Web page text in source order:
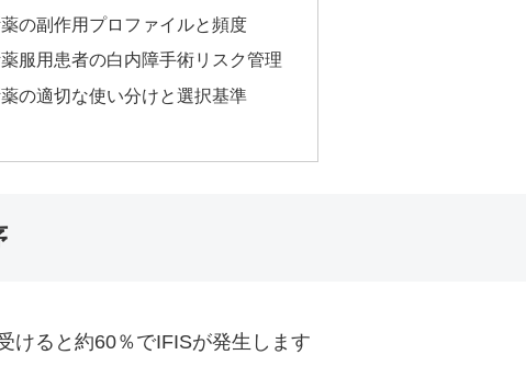
の副作用プロファイルと頻度
服用患者の白内障手術リスク管理
の適切な使い分けと選択基準
けると約60％でIFISが発生します